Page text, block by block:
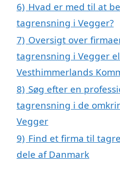
6) Hvad er med til at
tagrensning i Vegger?
7) Oversigt over
tagrensning i Vegger
Vesthimmerlands
8) Søg efter en
tagrensning i de
Vegger
9) Find et firma til
dele af Danmark